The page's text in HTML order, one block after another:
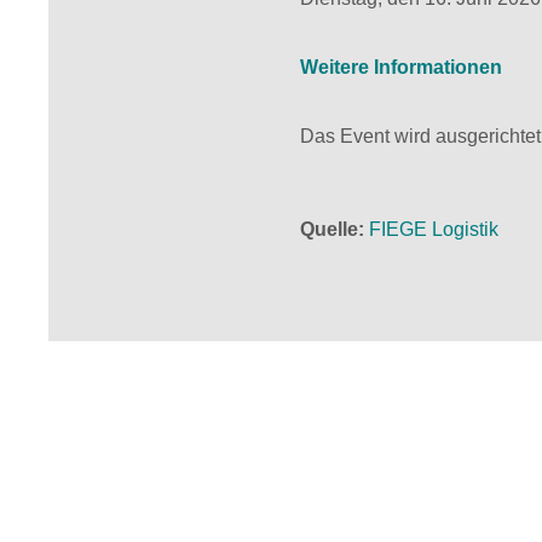
Weitere Informationen
Das Event wird
Quelle FIEGE Logistik